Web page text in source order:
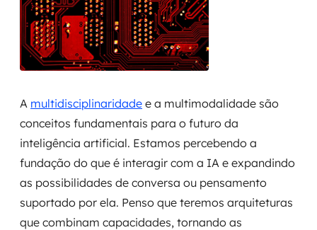
A multidisciplinaridade e a multimodalidade são
conceitos fundamentais para o futuro da
inteligência artificial. Estamos percebendo a
fundação do que é interagir com a IA e expandindo
as possibilidades de conversa ou pensamento
suportado por ela. Penso que teremos arquiteturas
que combinam capacidades, tornando as